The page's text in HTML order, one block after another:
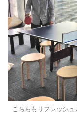
こちらもリフレッシ